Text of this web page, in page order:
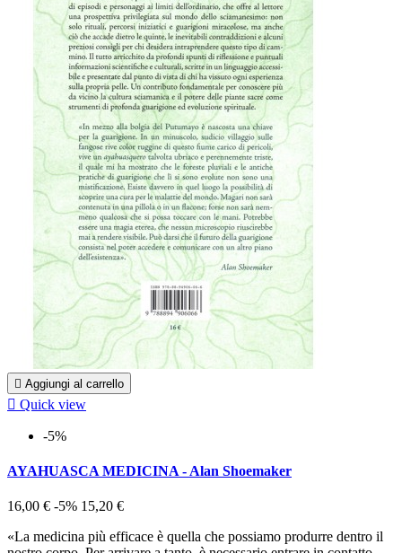
 Aggiungi al carrello
 Quick view
-5%
AYAHUASCA MEDICINA - Alan Shoemaker
16,00 € -5% 15,20 €
«La medicina più efficace è quella che possiamo produrre dentro il